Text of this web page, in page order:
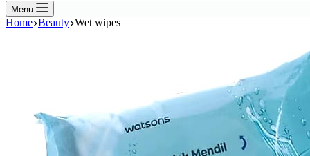
Menu
Home Beauty Wet wipes